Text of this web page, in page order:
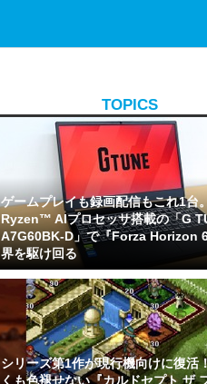
TOPICS
ゲームプレイも録画配信もこれ1台
Ryzen™ AIプロセッサ搭載の「G
A7G60BK-D」で『Forza Horizon
界を駆け回る
シリーズ第1作が現行機向けに復活
くも色褪せない『カルドセプト ザ